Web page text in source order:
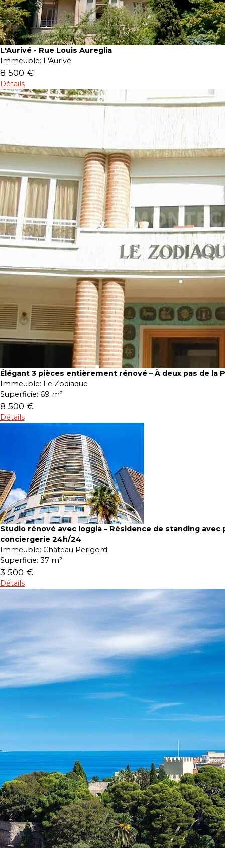
L'Aurivé - Rue Louis Aureglia
Immeuble: L'Aurivé
8 500 €
Détails
Élégant 3 pièces entièrement rénové – À deux pas de la
Immeuble: Le Zodiaque
Superficie: 69 m²
8 500 €
Détails
Studio rénové avec loggia – Résidence de standing avec
conciergerie 24h/24
Immeuble: Château Perigord
Superficie: 37 m²
3 500 €
Détails